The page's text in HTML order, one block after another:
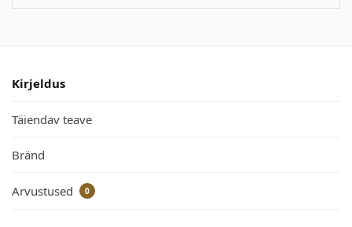
Kirjeldus
Täiendav teave
Bränd
Arvustused 0